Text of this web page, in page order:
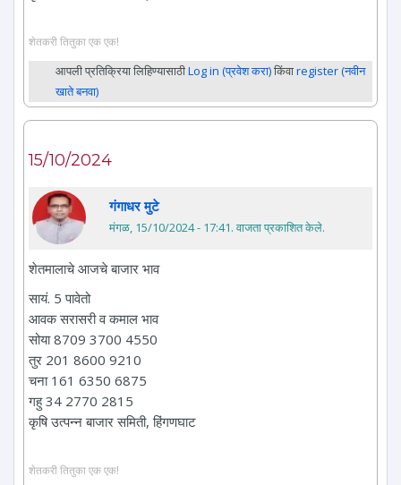
शेतकरी तितुका एक एक!
आपली प्रतिक्रिया लिहिण्यासाठीLog in (प्रवेश करा)किंवाregister (नवीन
खाते बनवा)
15/10/2024
गंगाधर मुटे
मंगळ, 15/10/2024 - 17:41. वाजता प्रकाशित केले.
शेतमालाचे आजचे बाजार भाव
सायं. 5 पावेतो
आवक सरासरी व कमाल भाव
सोया 8709 3700 4550
तुर 201 8600 9210
चना 161 6350 6875
गहु 34 2770 2815
कृषि उत्पन्न बाजार समिती, हिंगणघाट
शेतकरी तितुका एक एक!